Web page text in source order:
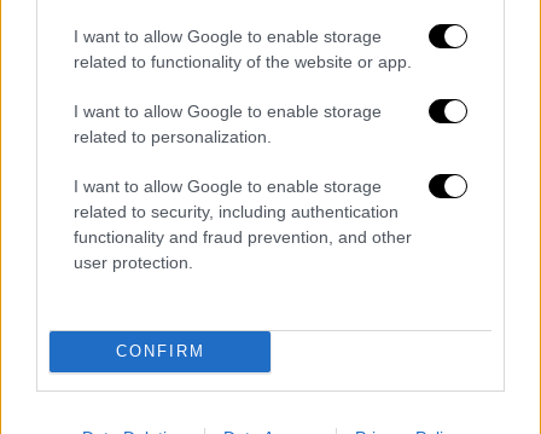
I want to allow Google to enable storage
related to functionality of the website or app.
I want to allow Google to enable storage
related to personalization.
I want to allow Google to enable storage
related to security, including authentication
functionality and fraud prevention, and other
user protection.
CONFIRM
ενεργοποιήθηκε η ακαριαία πέδη και η
αμαξοστοιχία ακινητοποιήθηκε πλήρως.
Τέταρτη περίπτωση (λειτουργούσε ήδη,
εκτέλεσης καθηκόντων από μεριάς του
μηχανοδηγού, υπάρχει ήδη ενεργό σύστημα
αυτόματης πέδησης, 20 δευτερόλεπτα μετά
Η εγκατάσταση του ETCS επί του
σιδηροδρόμου (παρατρόχιο υλικό) έχει